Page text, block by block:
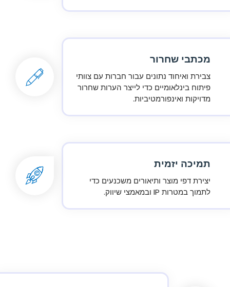
מכתבי שחרור
צבירת ואיחוד נתונים עבור חברות עם צוותי
פיתוח בינלאומיים כדי לייצר הערות שחרור
מדויקות ואינפורמטיביות.
תמיכה יזמית
יצירת דפי מוצר ותיאורים משכנעים כדי
לתמוך במטרות IP ובמאמצי שיווק.